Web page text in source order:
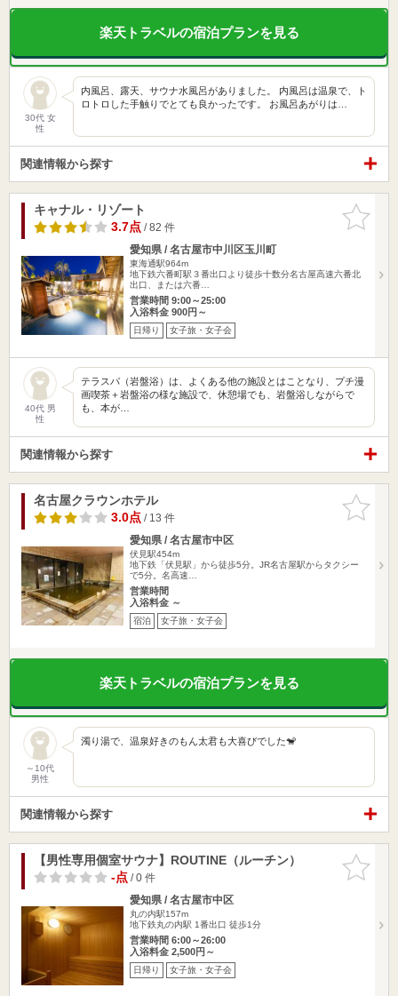
楽天トラベルの宿泊プランを見る
30代 女
性
内風呂、露天、サウナ水風呂がありました。 内風呂は温泉で、ト
ロトロした手触りでとても良かったです。 お風呂あがりは…
関連情報から探す
お気に入
りに追加
キャナル・リゾート
3.7点/ 82 件
愛知県 / 名古屋市中川区玉川町
東海通駅964m
地下鉄六番町駅３番出口より徒歩十数分名古屋高速六番北
出口、または六番…
営業時間 9:00～25:00
入浴料金 900円～
日帰り 女子旅・女子会
40代 男
性
テラスパ（岩盤浴）は、よくある他の施設とはことなり、プチ漫
画喫茶＋岩盤浴の様な施設で、休憩場でも、岩盤浴しながらで
も、本が…
関連情報から探す
お気に入
りに追加
名古屋クラウンホテル
3.0点/ 13 件
愛知県 / 名古屋市中区
伏見駅454m
地下鉄「伏見駅」から徒歩5分。JR名古屋駅からタクシー
で5分。名高速…
営業時間
入浴料金 ～
宿泊 女子旅・女子会
楽天トラベルの宿泊プランを見る
～10代
男性
濁り湯で、温泉好きのもん太君も大喜びでした🐒
関連情報から探す
お気に入
りに追加
【男性専用個室サウナ】ROUTINE（ルーチン）
-点/ 0 件
愛知県 / 名古屋市中区
丸の内駅157m
地下鉄丸の内駅 1番出口 徒歩1分
営業時間 6:00～26:00
入浴料金 2,500円～
日帰り 女子旅・女子会